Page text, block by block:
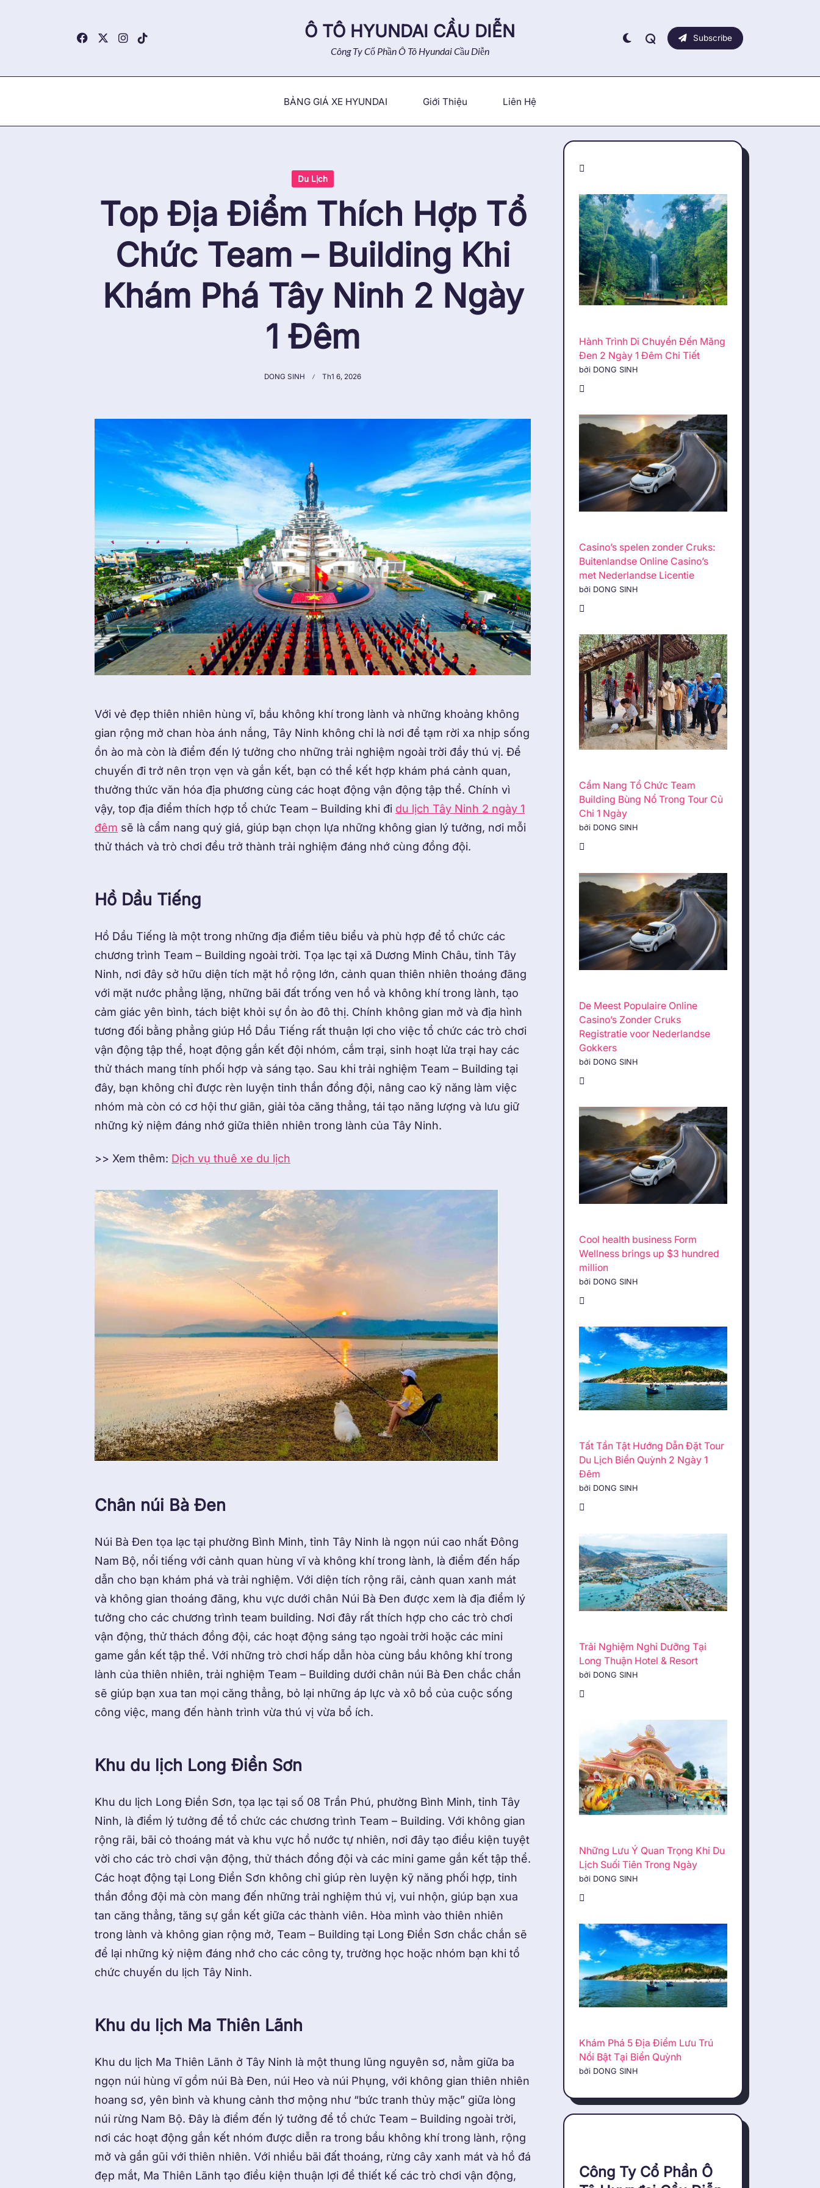
Ô TÔ HYUNDAI CẦU DIỄN
Công Ty Cổ Phần Ô Tô Hyundai Cầu Diễn
Subscribe
BẢNG GIÁ XE HYUNDAI Giới Thiệu Liên Hệ
Du Lịch
Top Địa Điểm Thích Hợp Tổ
Chức Team – Building Khi
Khám Phá Tây Ninh 2 Ngày
1 Đêm
DONG SINH Th1 6, 2026
Với vẻ đẹp thiên nhiên hùng vĩ, bầu không khí trong lành và những khoảng không
gian rộng mở chan hòa ánh nắng, Tây Ninh không chỉ là nơi để tạm rời xa nhịp sống
ồn ào mà còn là điểm đến lý tưởng cho những trải nghiệm ngoài trời đầy thú vị. Để
chuyến đi trở nên trọn vẹn và gắn kết, bạn có thể kết hợp khám phá cảnh quan,
thưởng thức văn hóa địa phương cùng các hoạt động vận động tập thể. Chính vì
vậy, top địa điểm thích hợp tổ chức Team – Building khi đi du lịch Tây Ninh 2 ngày 1
đêm sẽ là cẩm nang quý giá, giúp bạn chọn lựa những không gian lý tưởng, nơi mỗi
thử thách và trò chơi đều trở thành trải nghiệm đáng nhớ cùng đồng đội.
Hồ Dầu Tiếng
Hồ Dầu Tiếng là một trong những địa điểm tiêu biểu và phù hợp để tổ chức các
chương trình Team – Building ngoài trời. Tọa lạc tại xã Dương Minh Châu, tỉnh Tây
Ninh, nơi đây sở hữu diện tích mặt hồ rộng lớn, cảnh quan thiên nhiên thoáng đãng
với mặt nước phẳng lặng, những bãi đất trống ven hồ và không khí trong lành, tạo
cảm giác yên bình, tách biệt khỏi sự ồn ào đô thị. Chính không gian mở và địa hình
tương đối bằng phẳng giúp Hồ Dầu Tiếng rất thuận lợi cho việc tổ chức các trò chơi
vận động tập thể, hoạt động gắn kết đội nhóm, cắm trại, sinh hoạt lửa trại hay các
thử thách mang tính phối hợp và sáng tạo. Sau khi trải nghiệm Team – Building tại
đây, bạn không chỉ được rèn luyện tinh thần đồng đội, nâng cao kỹ năng làm việc
nhóm mà còn có cơ hội thư giãn, giải tỏa căng thẳng, tái tạo năng lượng và lưu giữ
những kỷ niệm đáng nhớ giữa thiên nhiên trong lành của Tây Ninh.
>> Xem thêm: Dịch vụ thuê xe du lịch
Chân núi Bà Đen
Núi Bà Đen tọa lạc tại phường Bình Minh, tỉnh Tây Ninh là ngọn núi cao nhất Đông
Nam Bộ, nổi tiếng với cảnh quan hùng vĩ và không khí trong lành, là điểm đến hấp
dẫn cho bạn khám phá và trải nghiệm. Với diện tích rộng rãi, cảnh quan xanh mát
và không gian thoáng đãng, khu vực dưới chân Núi Bà Đen được xem là địa điểm lý
tưởng cho các chương trình team building. Nơi đây rất thích hợp cho các trò chơi
vận động, thử thách đồng đội, các hoạt động sáng tạo ngoài trời hoặc các mini
game gắn kết tập thể. Với những trò chơi hấp dẫn hòa cùng bầu không khí trong
lành của thiên nhiên, trải nghiệm Team – Building dưới chân núi Bà Đen chắc chắn
sẽ giúp bạn xua tan mọi căng thẳng, bỏ lại những áp lực và xô bồ của cuộc sống
công việc, mang đến hành trình vừa thú vị vừa bổ ích.
Khu du lịch Long Điền Sơn
Khu du lịch Long Điền Sơn, tọa lạc tại số 08 Trần Phú, phường Bình Minh, tỉnh Tây
Ninh, là điểm lý tưởng để tổ chức các chương trình Team – Building. Với không gian
rộng rãi, bãi cỏ thoáng mát và khu vực hồ nước tự nhiên, nơi đây tạo điều kiện tuyệt
vời cho các trò chơi vận động, thử thách đồng đội và các mini game gắn kết tập thể.
Các hoạt động tại Long Điền Sơn không chỉ giúp rèn luyện kỹ năng phối hợp, tinh
thần đồng đội mà còn mang đến những trải nghiệm thú vị, vui nhộn, giúp bạn xua
tan căng thẳng, tăng sự gắn kết giữa các thành viên. Hòa mình vào thiên nhiên
trong lành và không gian rộng mở, Team – Building tại Long Điền Sơn chắc chắn sẽ
để lại những kỷ niệm đáng nhớ cho các công ty, trường học hoặc nhóm bạn khi tổ
chức chuyến du lịch Tây Ninh.
Khu du lịch Ma Thiên Lãnh
Khu du lịch Ma Thiên Lãnh ở Tây Ninh là một thung lũng nguyên sơ, nằm giữa ba
ngọn núi hùng vĩ gồm núi Bà Đen, núi Heo và núi Phụng, với không gian thiên nhiên
hoang sơ, yên bình và khung cảnh thơ mộng như “bức tranh thủy mặc” giữa lòng
núi rừng Nam Bộ. Đây là điểm đến lý tưởng để tổ chức Team – Building ngoài trời,
nơi các hoạt động gắn kết nhóm được diễn ra trong bầu không khí trong lành, rộng
mở và gần gũi với thiên nhiên. Với nhiều bãi đất thoáng, rừng cây xanh mát và hồ đá
đẹp mắt, Ma Thiên Lãnh tạo điều kiện thuận lợi để thiết kế các trò chơi vận động,
Hành Trình Di Chuyển Đến Măng
Đen 2 Ngày 1 Đêm Chi Tiết
bởi DONG SINH
Casino’s spelen zonder Cruks:
Buitenlandse Online Casino’s
met Nederlandse Licentie
bởi DONG SINH
Cẩm Nang Tổ Chức Team
Building Bùng Nổ Trong Tour Củ
Chi 1 Ngày
bởi DONG SINH
De Meest Populaire Online
Casino’s Zonder Cruks
Registratie voor Nederlandse
Gokkers
bởi DONG SINH
Cool health business Form
Wellness brings up $3 hundred
million
bởi DONG SINH
Tất Tần Tật Hướng Dẫn Đặt Tour
Du Lịch Biển Quỳnh 2 Ngày 1
Đêm
bởi DONG SINH
Trải Nghiệm Nghỉ Dưỡng Tại
Long Thuận Hotel & Resort
bởi DONG SINH
Những Lưu Ý Quan Trọng Khi Du
Lịch Suối Tiên Trong Ngày
bởi DONG SINH
Khám Phá 5 Địa Điểm Lưu Trú
Nổi Bật Tại Biển Quỳnh
bởi DONG SINH
Công Ty Cổ Phần Ô